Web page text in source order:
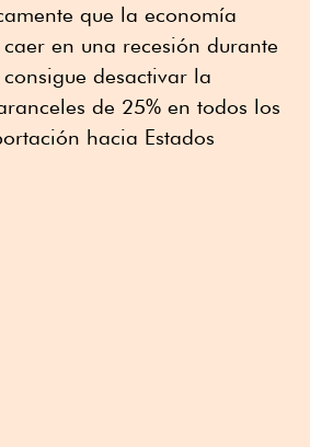
que la economía
en una recesión durante
desactivar la
de 25% en todos los
hacia Estados